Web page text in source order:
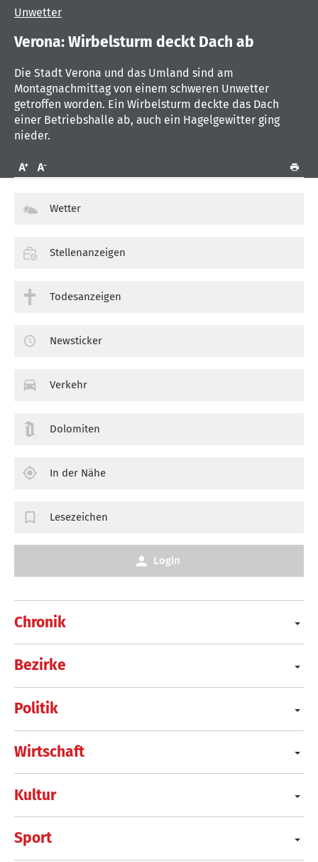
seconds
Unwetter
Verona: Wirbelsturm deckt Dach ab
Die Stadt Verona und das Umland sind am
Montagnachmittag von einem schweren Unwetter
getroffen worden. Ein Wirbelsturm deckte das Dach
einer Betriebshalle ab, auch ein Hagelgewitter ging
nieder.
Chronik
Bezirke
Politik
Wirtschaft
Kultur
Sport
Wetter
Stellenanzeigen
Todesanzeigen
Newsticker
Verkehr
Dolomiten
In der Nähe
Lesezeichen
Login